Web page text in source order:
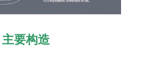
主要构造